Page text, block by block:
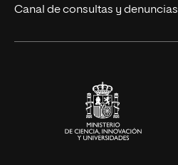
Eventos
Canal de consultas y denuncias